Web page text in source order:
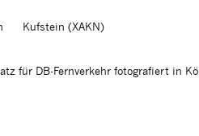
Kufstein (XAKN)
für DB-Fernverkehr fotografiert in